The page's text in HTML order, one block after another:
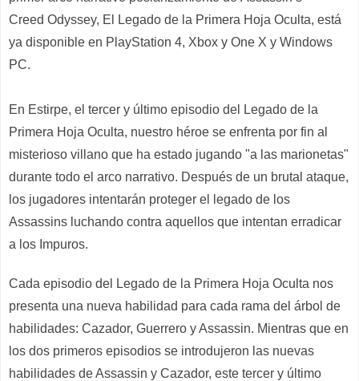
Creed Odyssey, El Legado de la Primera Hoja Oculta, está
ya disponible en PlayStation 4, Xbox y One X y Windows
PC.
En Estirpe, el tercer y último episodio del Legado de la
Primera Hoja Oculta, nuestro héroe se enfrenta por fin al
misterioso villano que ha estado jugando "a las marionetas"
durante todo el arco narrativo. Después de un brutal ataque,
los jugadores intentarán proteger el legado de los
Assassins luchando contra aquellos que intentan erradicar
a los Impuros.
Cada episodio del Legado de la Primera Hoja Oculta nos
presenta una nueva habilidad para cada rama del árbol de
habilidades: Cazador, Guerrero y Assassin. Mientras que en
los dos primeros episodios se introdujeron las nuevas
habilidades de Assassin y Cazador, este tercer y último